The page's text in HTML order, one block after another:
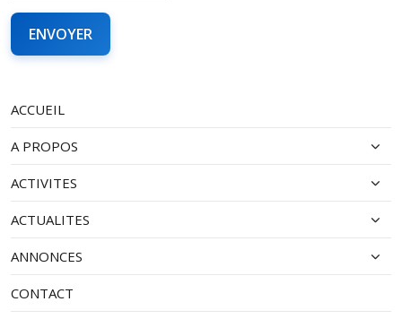
ACCUEIL
A PROPOS
ACTIVITES
ACTUALITES
ANNONCES
CONTACT